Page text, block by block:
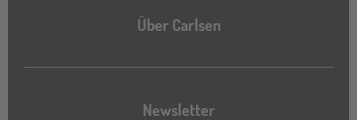
Über Carlsen
Newsletter